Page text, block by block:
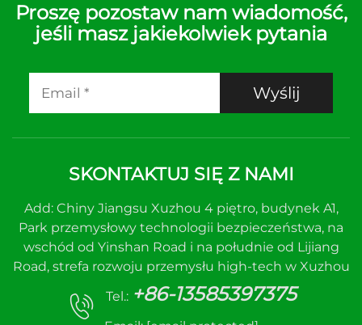
Proszę pozostaw nam wiadomość,
jeśli masz jakiekolwiek pytania
Wyślij
SKONTAKTUJ SIĘ Z NAMI
Add: Chiny Jiangsu Xuzhou 4 piętro, budynek A1,
Park przemysłowy technologii bezpieczeństwa, na
wschód od Yinshan Road i na południe od Lijiang
Road, strefa rozwoju przemysłu high-tech w Xuzhou
Tel.: +86-13585397375